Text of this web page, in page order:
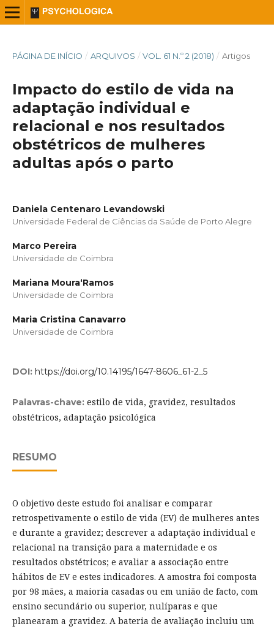
PÁGINA DE INÍCIO / ARQUIVOS / VOL. 61 N.º 2 (2018) / Artigos
Impacto do estilo de vida na
adaptação individual e
relacional e nos resultados
obstétricos de mulheres
adultas após o parto
Daniela Centenaro Levandowski
Universidade Federal de Ciências da Saúde de Porto Alegre
Marco Pereira
Universidade de Coimbra
Mariana Moura­‘Ramos
Universidade de Coimbra
Maria Cristina Canavarro
Universidade de Coimbra
DOI: https://doi.org/10.14195/1647-8606_61-2_5
Palavras-chave: estilo de vida, gravidez, resultados
obstétricos, adaptação psicológica
RESUMO
O objetivo deste estudo foi analisar e comparar
retrospetivamente o estilo de vida (EV) de mulheres antes
e durante a gravidez; descrever a adaptação individual e
relacional na transição para a maternidade e os
resultados obstétricos; e avaliar a associação entre
hábitos de EV e estes indicadores. A amostra foi composta
por 98 mães, a maioria casadas ou em união de facto, com
ensino secundário ou superior, nulíparas e que
planearam a gravidez. A bateria de avaliação incluiu um